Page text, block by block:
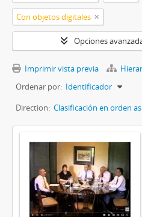
Con objetos digitales
Opciones
Imprimir vista previa
Ordenar por: Identificador
Direction: Clasificación en orden